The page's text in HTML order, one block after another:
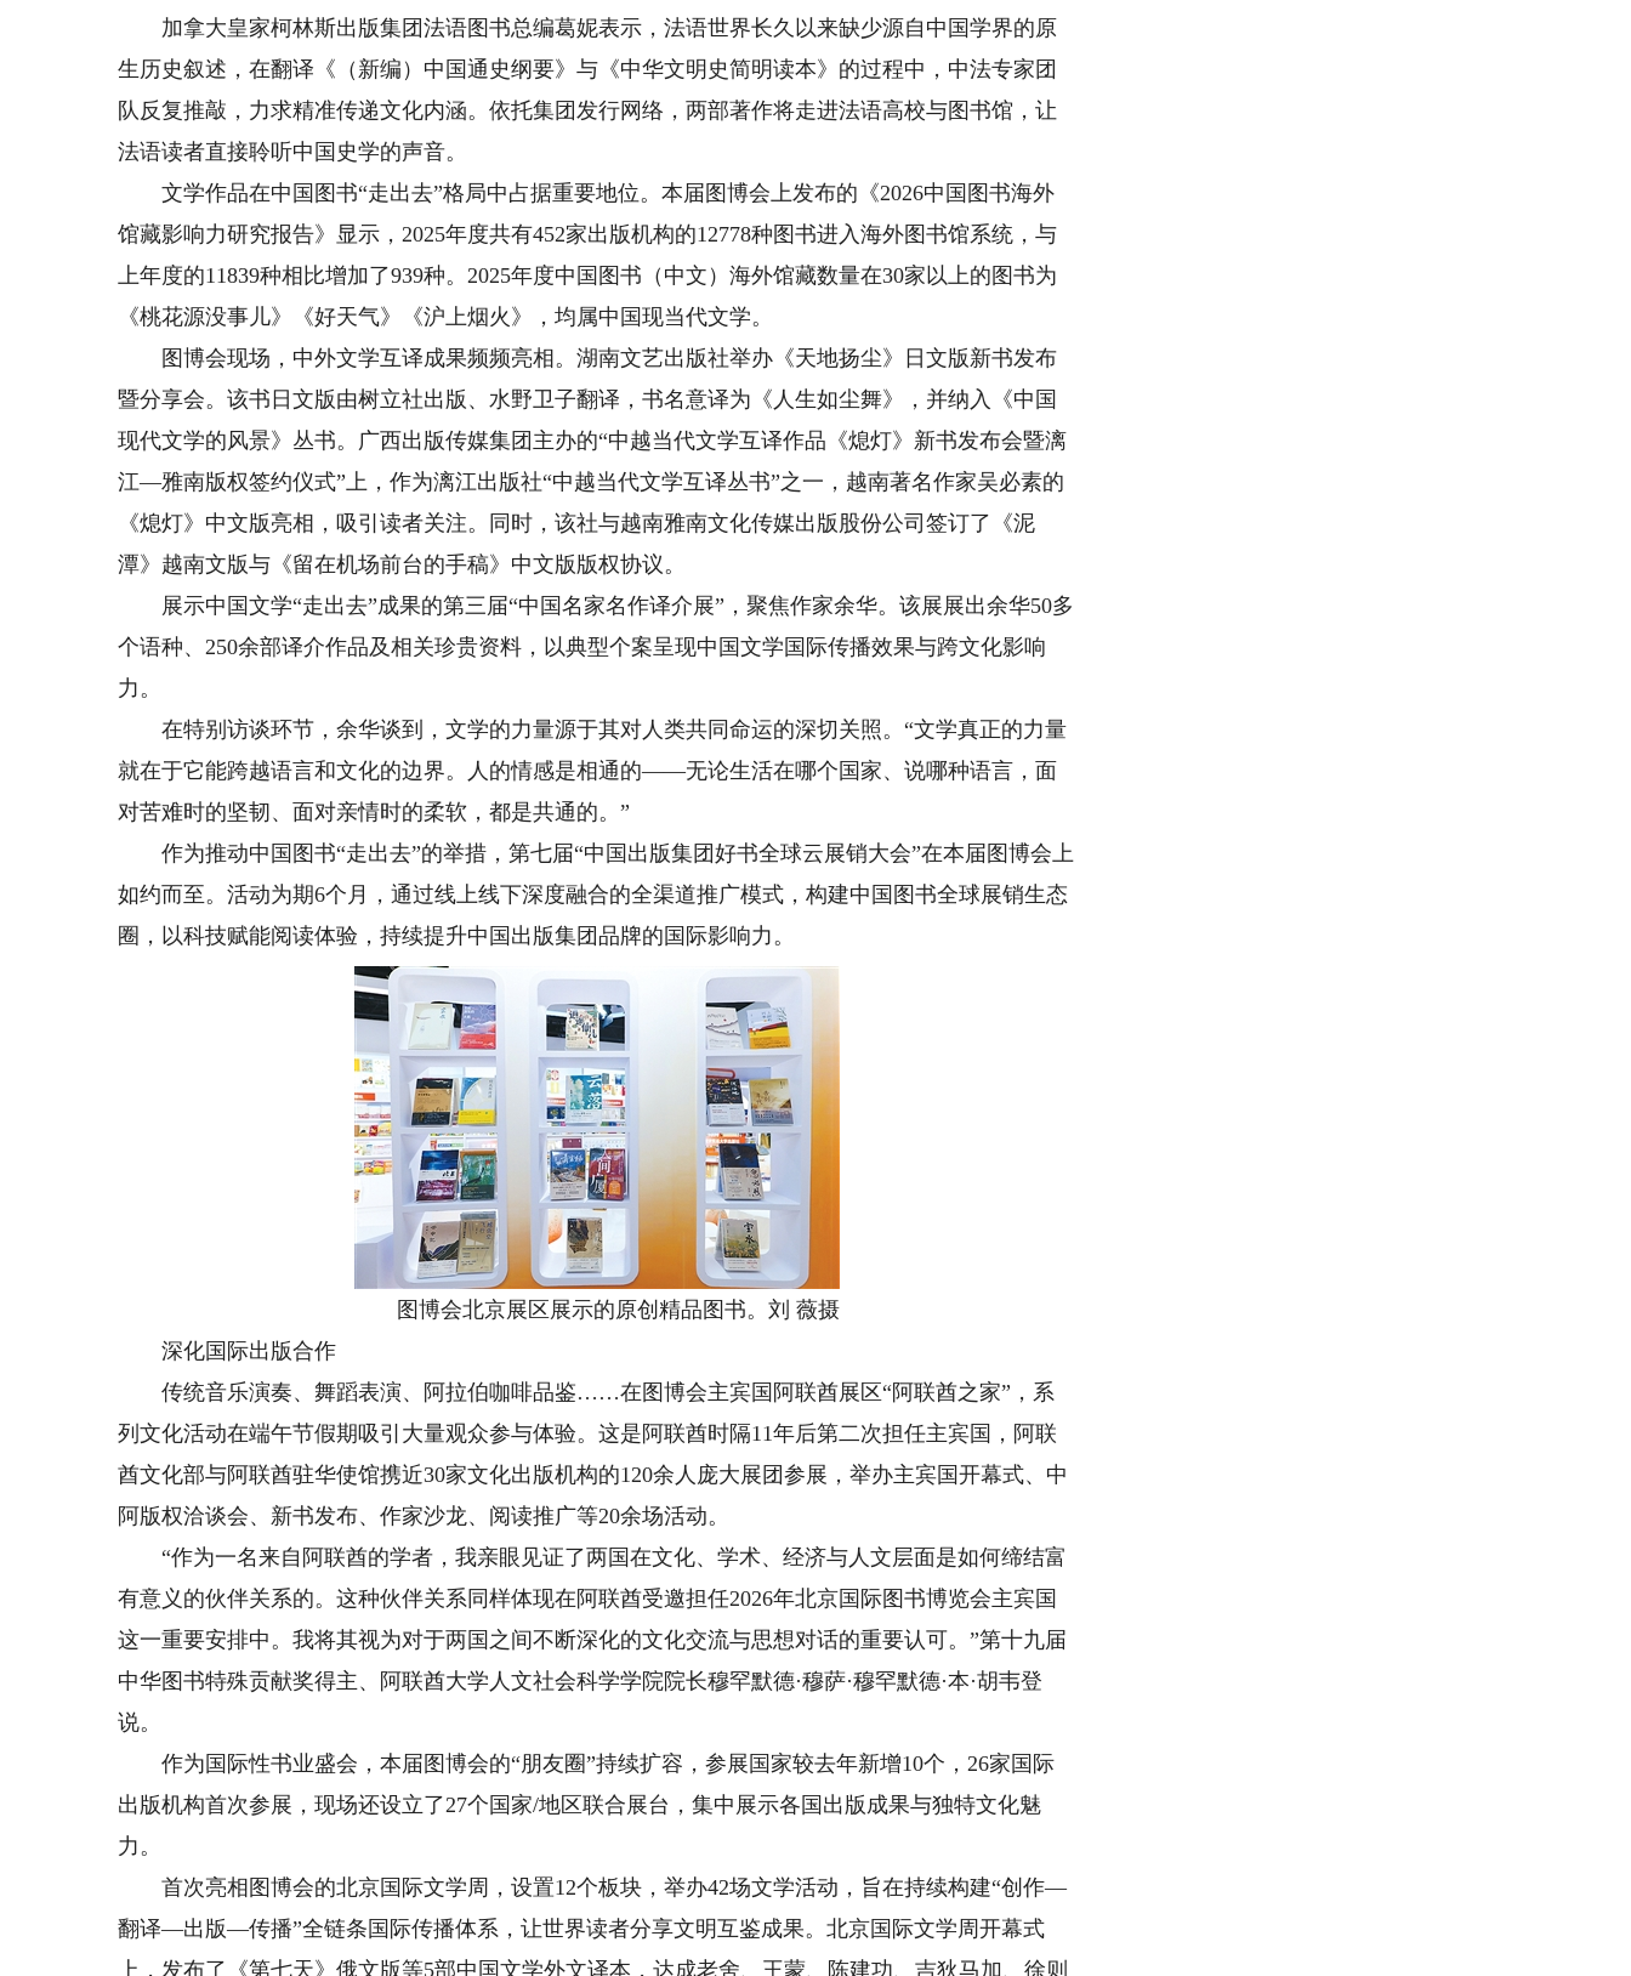
加拿大皇家柯林斯出版集团法语图书总编葛妮表示，法语世界长久以来缺少源自中国学界的原
生历史叙述，在翻译《（新编）中国通史纲要》与《中华文明史简明读本》的过程中，中法专家团
队反复推敲，力求精准传递文化内涵。依托集团发行网络，两部著作将走进法语高校与图书馆，让
法语读者直接聆听中国史学的声音。
文学作品在中国图书“走出去”格局中占据重要地位。本届图博会上发布的《2026中国图书海外
馆藏影响力研究报告》显示，2025年度共有452家出版机构的12778种图书进入海外图书馆系统，与
上年度的11839种相比增加了939种。2025年度中国图书（中文）海外馆藏数量在30家以上的图书为
《桃花源没事儿》《好天气》《沪上烟火》，均属中国现当代文学。
图博会现场，中外文学互译成果频频亮相。湖南文艺出版社举办《天地扬尘》日文版新书发布
暨分享会。该书日文版由树立社出版、水野卫子翻译，书名意译为《人生如尘舞》，并纳入《中国
现代文学的风景》丛书。广西出版传媒集团主办的“中越当代文学互译作品《熄灯》新书发布会暨漓
江—雅南版权签约仪式”上，作为漓江出版社“中越当代文学互译丛书”之一，越南著名作家吴必素的
《熄灯》中文版亮相，吸引读者关注。同时，该社与越南雅南文化传媒出版股份公司签订了《泥
潭》越南文版与《留在机场前台的手稿》中文版版权协议。
展示中国文学“走出去”成果的第三届“中国名家名作译介展”，聚焦作家余华。该展展出余华50多
个语种、250余部译介作品及相关珍贵资料，以典型个案呈现中国文学国际传播效果与跨文化影响
力。
在特别访谈环节，余华谈到，文学的力量源于其对人类共同命运的深切关照。“文学真正的力量
就在于它能跨越语言和文化的边界。人的情感是相通的——无论生活在哪个国家、说哪种语言，面
对苦难时的坚韧、面对亲情时的柔软，都是共通的。”
作为推动中国图书“走出去”的举措，第七届“中国出版集团好书全球云展销大会”在本届图博会上
如约而至。活动为期6个月，通过线上线下深度融合的全渠道推广模式，构建中国图书全球展销生态
圈，以科技赋能阅读体验，持续提升中国出版集团品牌的国际影响力。
图博会北京展区展示的原创精品图书。刘 薇摄
深化国际出版合作
传统音乐演奏、舞蹈表演、阿拉伯咖啡品鉴……在图博会主宾国阿联酋展区“阿联酋之家”，系
列文化活动在端午节假期吸引大量观众参与体验。这是阿联酋时隔11年后第二次担任主宾国，阿联
酋文化部与阿联酋驻华使馆携近30家文化出版机构的120余人庞大展团参展，举办主宾国开幕式、中
阿版权洽谈会、新书发布、作家沙龙、阅读推广等20余场活动。
“作为一名来自阿联酋的学者，我亲眼见证了两国在文化、学术、经济与人文层面是如何缔结富
有意义的伙伴关系的。这种伙伴关系同样体现在阿联酋受邀担任2026年北京国际图书博览会主宾国
这一重要安排中。我将其视为对于两国之间不断深化的文化交流与思想对话的重要认可。”第十九届
中华图书特殊贡献奖得主、阿联酋大学人文社会科学学院院长穆罕默德·穆萨·穆罕默德·本·胡韦登
说。
作为国际性书业盛会，本届图博会的“朋友圈”持续扩容，参展国家较去年新增10个，26家国际
出版机构首次参展，现场还设立了27个国家/地区联合展台，集中展示各国出版成果与独特文化魅
力。
首次亮相图博会的北京国际文学周，设置12个板块，举办42场文学活动，旨在持续构建“创作—
翻译—出版—传播”全链条国际传播体系，让世界读者分享文明互鉴成果。北京国际文学周开幕式
上，发布了《第七天》俄文版等5部中国文学外文译本，达成老舍、王蒙、陈建功、吉狄马加、徐则